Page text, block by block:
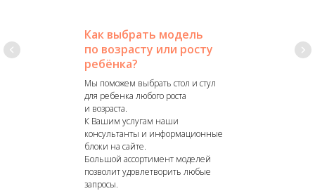
Как выбрать модель
по возрасту или росту
ребёнка?
Мы поможем выбрать стол и стул
для ребенка любого роста
и возраста.
К Вашим услугам наши
консультанты и информационные
блоки на сайте.
Большой ассортимент моделей
позволит удовлетворить любые
запросы.